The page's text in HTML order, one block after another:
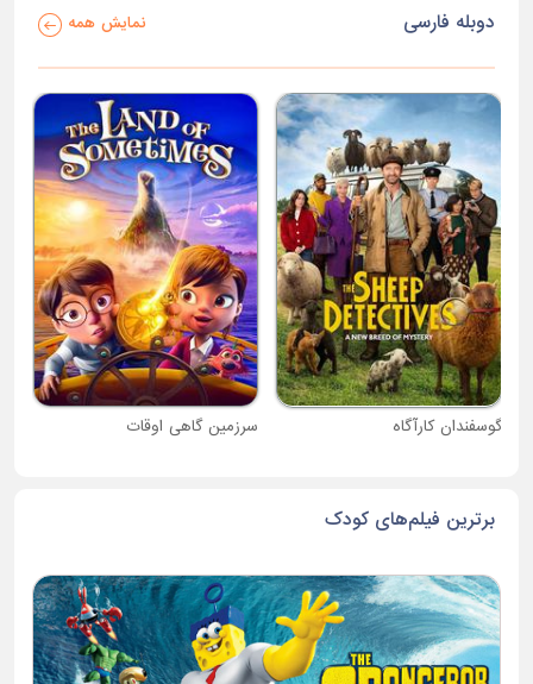
دوبله فارسی نمایش همه
گوسفندان کارآگاه سرزمین گاهی اوقات
برترین فیلم‌های کودک